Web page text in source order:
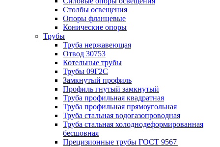
Столбы освещения
Опоры фланцевые
Конические опоры
Трубы
Труба нержавеющая
Отвод 30753
Котельные трубы
Трубы 09Г2С
Замкнутый профиль
Профиль гнутый замкнутый
Труба профильная квадратная
Труба профильная прямоугольная
Труба стальная водогазопроводная
Труба стальная холоднодеформированная
бесшовная
Прецизионные трубы ГОСТ 9567